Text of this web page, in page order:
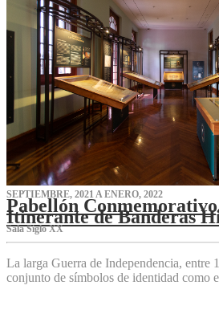
SEPTIEMBRE, 2021 A ENERO, 2022
Pabellón
Itinerante de Banderas
Sala Siglo XX
La larga Guerra de Independencia, entre
conjunto de símbolos de identidad como